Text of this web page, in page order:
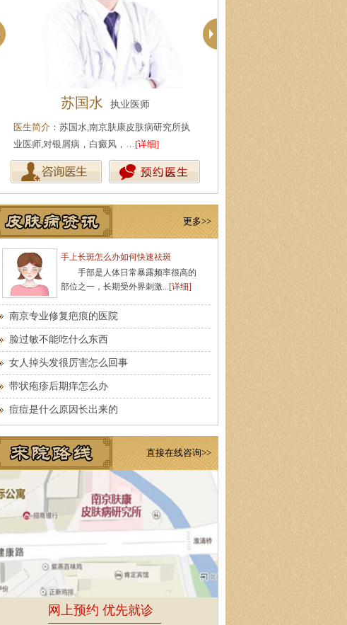
苏国水 执业医师
医生简介 ：苏国水,南京肤康皮肤病研究所执
业医师,对银屑病，白癜风，…[详细]
更多>>
手上长斑怎么办如何快速祛斑
手部是人体日常暴露频率很高的
部位之一，长期受外界刺激...[详细]
南京专业修复疤痕的医院
脸过敏不能吃什么东西
女人掉头发很厉害怎么回事
带状疱疹后期痒怎么办
痘痘是什么原因长出来的
直接在线咨询>>
网上预约 优先就诊